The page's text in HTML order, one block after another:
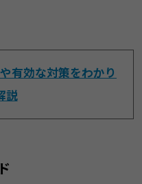
有効な対策をわかり
説